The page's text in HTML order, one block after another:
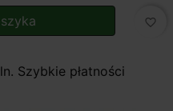
favorite_border
Szybkie płatności